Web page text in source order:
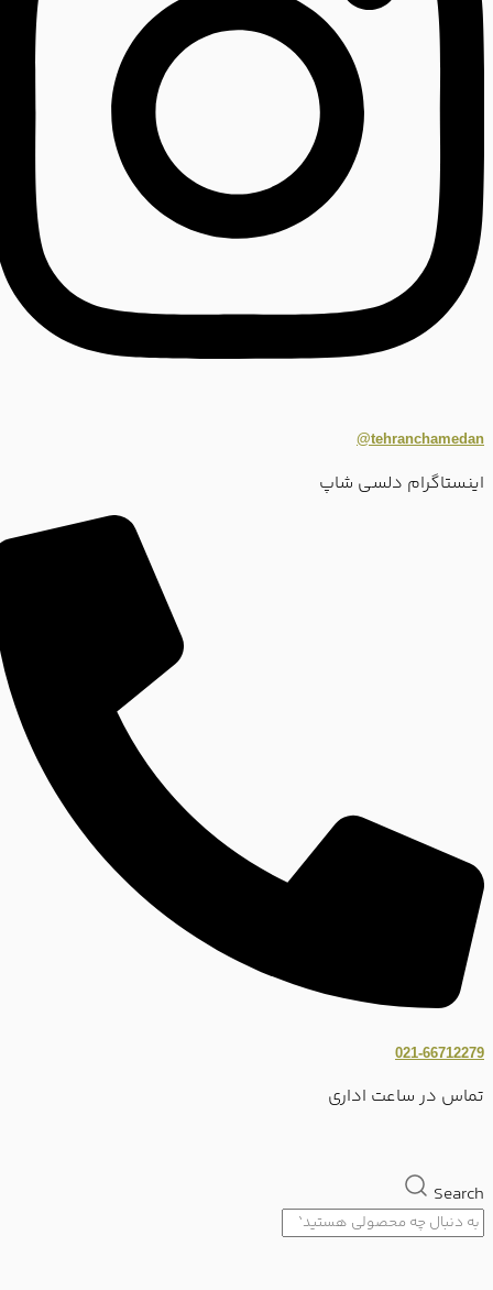
tehranchamedan@
اینستاگرام دلسی شاپ
021-66712279
تماس در ساعت اداری
Search